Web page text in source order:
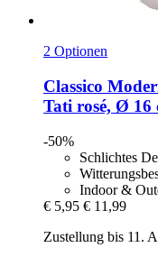
2 Optionen
Classico
Tati rosé, Ø 16
-50%
Schlichtes
Indoor &
€ 5,95 € 11,99
Zustellung bis 11.